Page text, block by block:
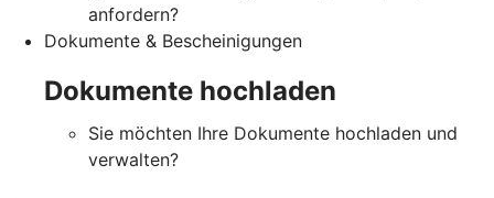
anfordern?
Dokumente & Bescheinigungen
Dokumente hochladen
Sie möchten Ihre Dokumente hochladen und
verwalten?